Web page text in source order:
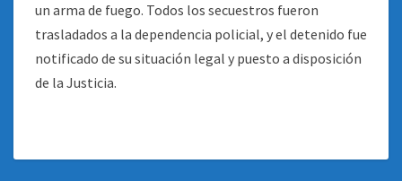
un arma de fuego. Todos los secuestros fueron
trasladados a la dependencia policial, y el detenido fue
notificado de su situación legal y puesto a disposición
de la Justicia.